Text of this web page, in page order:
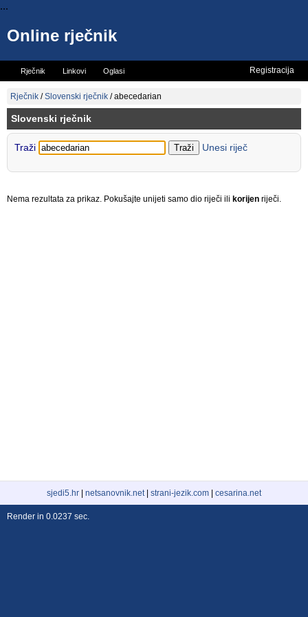
...
Online rječnik
Rječnik Linkovi Oglasi
Vicevi Mini rječnik
Registracija
Rječnik /Slovenski rječnik /abecedarian
Slovenski rječnik
Traži Unesi riječ
Nema rezultata za prikaz. Pokušajte unijeti samo dio riječi ili korijen riječi.
sjedi5.hr netsanovnik.net| strani-jezik.com cesarina.net
Render in 0.0237 sec.